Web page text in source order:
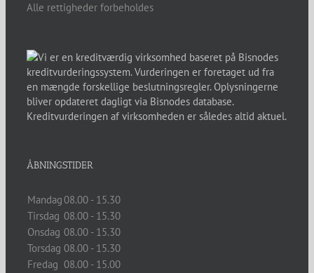
Alle rettigheder forbeholdes
ÅBNINGSTIDER
Mandag08.00 - 15.30
Tirsdag 08.00 - 15.30
Onsdag 08.00 - 15.30
Torsdag 08.00 - 15.30
Fredag 08.00 - 15.00